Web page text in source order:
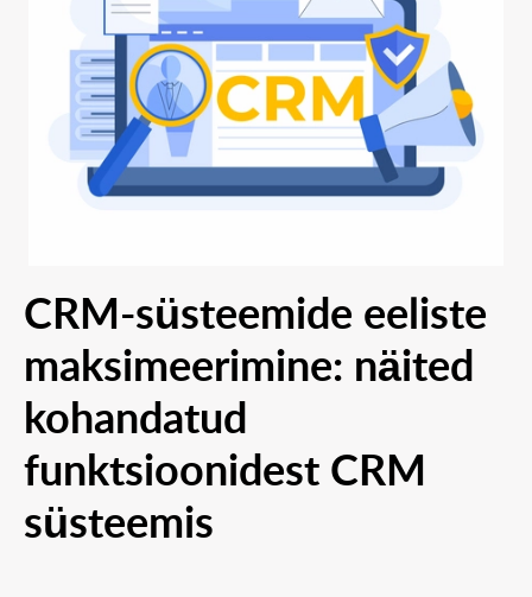
CRM-süsteemide eeliste
maksimeerimine: näited
kohandatud
funktsioonidest CRM
süsteemis